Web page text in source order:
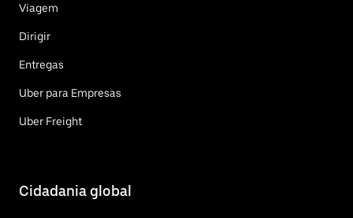
Viagem
Dirigir
Entregas
Uber para Empresas
Uber Freight
Cidadania global